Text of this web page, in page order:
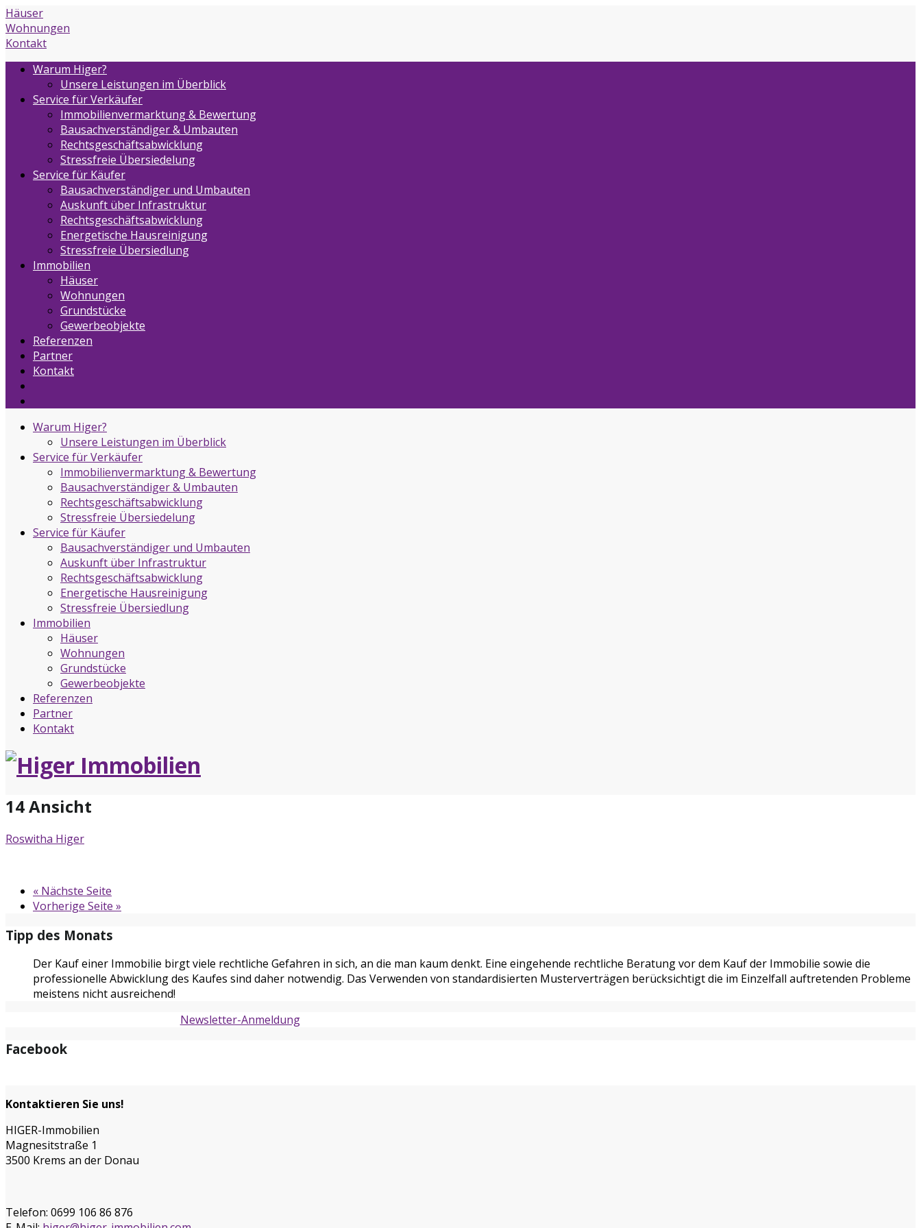
Häuser
Wohnungen
Kontakt
Warum Higer?
Unsere Leistungen im Überblick
Service für Verkäufer
Immobilienvermarktung & Bewertung
Bausachverständiger & Umbauten
Rechtsgeschäftsabwicklung
Stressfreie Übersiedelung
Service für Käufer
Bausachverständiger und Umbauten
Auskunft über Infrastruktur
Rechtsgeschäftsabwicklung
Energetische Hausreinigung
Stressfreie Übersiedlung
Immobilien
Häuser
Wohnungen
Grundstücke
Gewerbeobjekte
Referenzen
Partner
Kontakt
Warum Higer?
Unsere Leistungen im Überblick
Service für Verkäufer
Immobilienvermarktung & Bewertung
Bausachverständiger & Umbauten
Rechtsgeschäftsabwicklung
Stressfreie Übersiedelung
Service für Käufer
Bausachverständiger und Umbauten
Auskunft über Infrastruktur
Rechtsgeschäftsabwicklung
Energetische Hausreinigung
Stressfreie Übersiedlung
Immobilien
Häuser
Wohnungen
Grundstücke
Gewerbeobjekte
Referenzen
Partner
Kontakt
14 Ansicht
Roswitha Higer
« Nächste Seite
Vorherige Seite »
Tipp des Monats
Der Kauf einer Immobilie birgt viele rechtliche Gefahren in sich, an die man kaum denkt. Eine eingehende rechtliche Beratung vor dem Kauf der Immobilie sowie die
professionelle Abwicklung des Kaufes sind daher notwendig. Das Verwenden von standardisierten Musterverträgen berücksichtigt die im Einzelfall auftretenden Probleme
meistens nicht ausreichend!
Newsletter-Anmeldung
Facebook
Kontaktieren Sie uns!
HIGER-Immobilien
Magnesitstraße 1
3500 Krems an der Donau
Telefon: 0699 106 86 876